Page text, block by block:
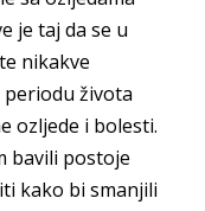
je taj da se u
nikakve
života
ozljede i bolesti.
bavili postoje
kako bi smanjili